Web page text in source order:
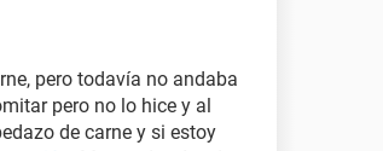
pero todavía no andaba
pero no lo hice y al
de carne y si estoy